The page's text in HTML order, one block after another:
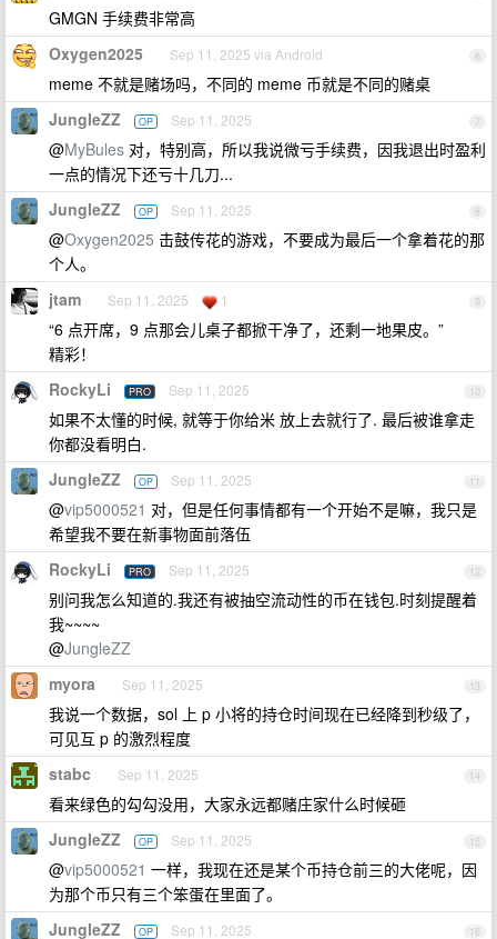
GMGN 手续费非常高
6
Oxygen2025 Sep 11, 2025 via Android
meme 不就是赌场吗，不同的 meme 币就是不同的赌桌
7
JungleZZ OP Sep 11, 2025
@MyBules 对，特别高，所以我说微亏手续费，因我退出时盈利
一点的情况下还亏十几刀...
8
JungleZZ OP Sep 11, 2025
@Oxygen2025 击鼓传花的游戏，不要成为最后一个拿着花的那
个人。
9
jtam Sep 11, 2025 1
“6 点开席，9 点那会儿桌子都掀干净了，还剩一地果皮。”
精彩！
10
RockyLi PRO Sep 11, 2025
如果不太懂的时候, 就等于你给米 放上去就行了. 最后被谁拿走
你都没看明白.
11
JungleZZ OP Sep 11, 2025
@vip5000521 对，但是任何事情都有一个开始不是嘛，我只是
希望我不要在新事物面前落伍
12
RockyLi PRO Sep 11, 2025
别问我怎么知道的.我还有被抽空流动性的币在钱包.时刻提醒着
我~~~~
@JungleZZ
13
myora Sep 11, 2025
我说一个数据，sol 上 p 小将的持仓时间现在已经降到秒级了，
可见互 p 的激烈程度
14
stabc Sep 11, 2025
看来绿色的勾勾没用，大家永远都赌庄家什么时候砸
15
JungleZZ OP Sep 11, 2025
@vip5000521 一样，我现在还是某个币持仓前三的大佬呢，因
为那个币只有三个笨蛋在里面了。
16
JungleZZ OP Sep 11, 2025